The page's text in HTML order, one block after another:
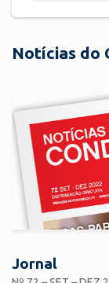
Notícias do
Jornal